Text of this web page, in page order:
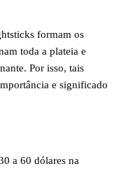
formam os
toda a plateia e
Por isso, tais
e significado
a 60 dólares na